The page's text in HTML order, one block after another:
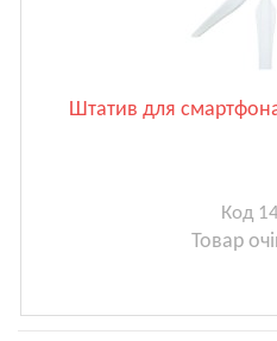
Штатив для
Код
Товар